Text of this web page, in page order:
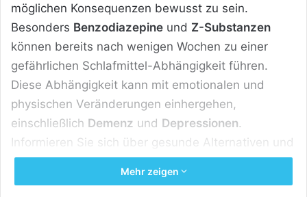
möglichen Konsequenzen bewusst zu sein.
Besonders Benzodiazepine und Z-Substanzen
können bereits nach wenigen Wochen zu einer
gefährlichen Schlafmittel-Abhängigkeit führen.
Diese Abhängigkeit kann mit emotionalen und
physischen Veränderungen einhergehen,
einschließlich Demenz und Depressionen.
Informieren Sie sich über gesunde Alternativen und
die sichere Anwendung von Schlafmitteln.
Mehr zeigen